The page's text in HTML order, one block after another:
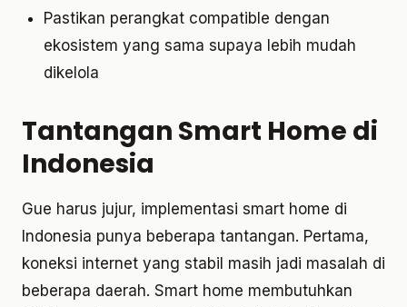
Pastikan perangkat compatible dengan
ekosistem yang sama supaya lebih mudah
dikelola
Tantangan Smart Home di
Indonesia
Gue harus jujur, implementasi smart home di
Indonesia punya beberapa tantangan. Pertama,
koneksi internet yang stabil masih jadi masalah di
beberapa daerah. Smart home membutuhkan